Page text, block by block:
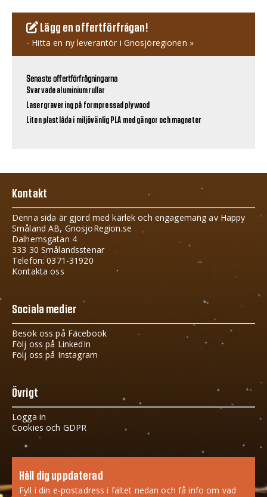
Lägg en offertförfrågan!
- Hitta en ny leverantör i Gnosjöregionen »
Senaste offertförfrågningarna
Svarvade aluminiumrullar
Lasergravering på formpressad plywood
Liten plastlåda i miljövänlig PLA med gängor och magneter
Kontakt
Denna sida är gjord med kärlek och engagemang av Happy
Småland AB, GnosjoRegion.se
Dalhemsgatan 4
333 30 Smålandsstenar
Telefon: 0371-31920
Kontakta oss
Sociala medier
Besök oss på Facebook
Följ oss på LinkedIn
Följ oss på Instagram
Övrigt
Logga in
Cookies och GDPR
Håll dig uppdaterad
Fyll i din e-postadress i fältet nedan och få info om vad